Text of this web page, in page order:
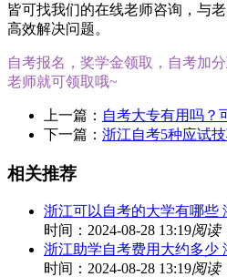
皆可找我们的在线老师咨询，与
高效解决问题。
自考报名，奖学金领取，自考加
老师就可领取哦~
上一篇： 自考大专有用吗？
下一篇： 浙江自考5种应试
相关推荐
浙江可以自考的大学有哪些
时间：2024-08-28 13:19阅读
浙江助学自考费用大约多少
时间：2024-08-28 13:19阅读